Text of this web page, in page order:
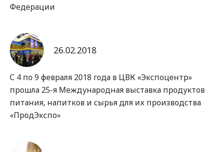
Федерации
26.02.2018
С 4 по 9 февраля 2018 года в ЦВК «Экспоцентр»
прошла 25-я Международная выставка продуктов
питания, напитков и сырья для их производства
«ПродЭкспо»